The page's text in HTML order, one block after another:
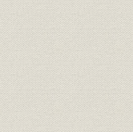
2) 交流発電機製作実績
6. 導入外国技術一覧
7. 株式
(1) 株式および株主数の移動
(2) 地域別株式分布の推移